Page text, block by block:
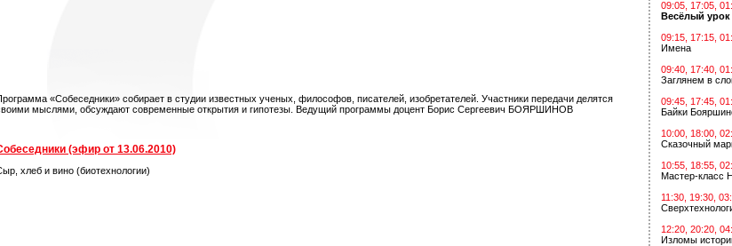
«Собеседники» собирает в студии известных ученых, философов, писателей, изобретателей. Участники передачи делятся
мыслями, обсуждают современные открытия и гипотезы. Ведущий программы доцент Борис Сергеевич БОЯРШИНОВ
(эфир от 13.06.2010)
хлеб и вино (биотехнологии)
09:05, 17:05,
Весёлый урок
09:15, 17:15,
Имена
09:40, 17:40,
Заглянем в
09:45, 17:45,
Байки
10:00, 18:00,
Сказочный
10:55, 18:55,
Мастер-класс
11:30, 19:30,
12:20, 20:20,
Изломы